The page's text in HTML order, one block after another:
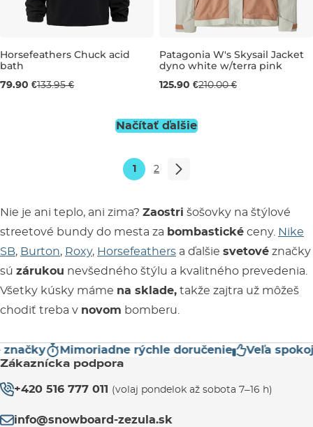
Výpredaj -40 %
Horsefeathers Chuck acid
bath
79.90 €133.95 €
Výpredaj -40 %
Patagonia W's Skysail Jacket
dyno white w/terra pink
125.90 €210.00 €
Načítať ďalšie
1 2
Nie je ani teplo, ani zima? Zaostri šošovky na štýlové
streetové bundy do mesta za bombastické ceny. Nike
SB, Burton, Roxy, Horsefeathers a ďalšie svetové značky
sú zárukou nevšedného štýlu a kvalitného prevedenia.
Všetky kúsky máme na sklade, takže zajtra už môžeš
chodiť treba v novom bomberu.
Mimoriadne rýchle doručenie Veľa
Zákaznícka podpora
+420 516 777 011 (volaj pondelok až sobota 7–16 h)
info@snowboard-zezula.sk